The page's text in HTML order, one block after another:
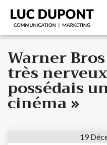
Warner
très
possédais
cinéma »
19